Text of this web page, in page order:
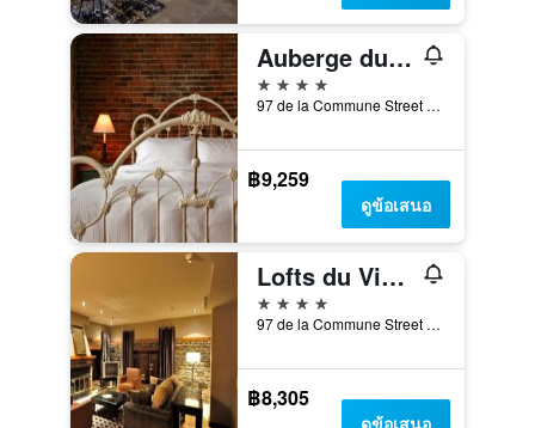
Auberge du Vieux-Port
4 ดาว
97 de la Commune Street East, มอนทรีออล, QC, แคนาดา
฿9,259
ดูข้อเสนอ
Lofts du Vieux-Port
4 ดาว
97 de la Commune Street East, มอนทรีออล, QC, แคนาดา
฿8,305